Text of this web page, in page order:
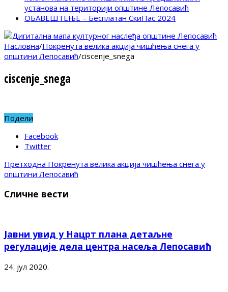
установа на територији општине Лепосавић
ОБАВЕШТЕЊЕ – Бесплатан СкиПас 2024
Насловна/Покренута велика акција чишћења снега у
општини Лепосавић/ciscenje_snega
ciscenje_snega
Подели
Facebook
Twitter
Претходна Покренута велика акција чишћења снега у
општини Лепосавић
Сличне вести
Јавни увид у Нацрт плана детаљне
регулације дела центра насеља Лепосавић
24. јул 2020.